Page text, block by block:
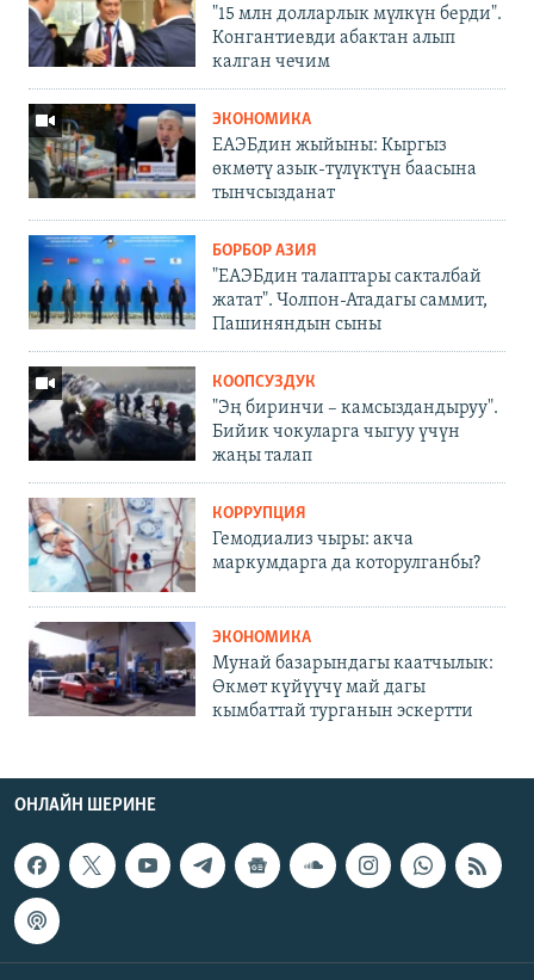
"15 млн долларлык мүлкүн берди".
Конгантиевди абактан алып
калган чечим
ЭКОНОМИКА
ЕАЭБдин жыйыны: Кыргыз
өкмөтү азык-түлүктүн баасына
тынчсызданат
БОРБОР АЗИЯ
"ЕАЭБдин талаптары сакталбай
жатат". Чолпон-Атадагы саммит,
Пашиняндын сыны
КООПСУЗДУК
"Эң биринчи – камсыздандыруу".
Бийик чокуларга чыгуу үчүн
жаңы талап
КОРРУПЦИЯ
Гемодиализ чыры: акча
маркумдарга да которулганбы?
ЭКОНОМИКА
Мунай базарындагы каатчылык:
Өкмөт күйүүчү май дагы
кымбаттай турганын эскертти
ОНЛАЙН ШЕРИНЕ